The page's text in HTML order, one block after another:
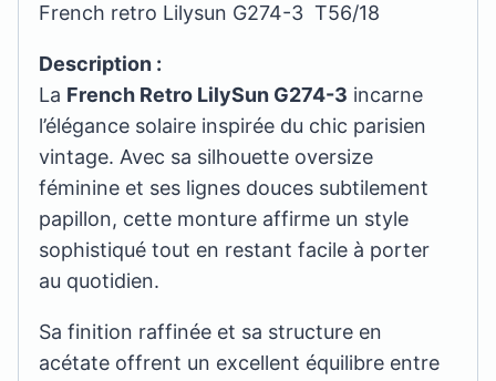
French retro Lilysun G274-3 T56/18
Description :
La French Retro LilySun G274-3 incarne
l’élégance solaire inspirée du chic parisien
vintage. Avec sa silhouette oversize
féminine et ses lignes douces subtilement
papillon, cette monture affirme un style
sophistiqué tout en restant facile à porter
au quotidien.
Sa finition raffinée et sa structure en
acétate offrent un excellent équilibre entre